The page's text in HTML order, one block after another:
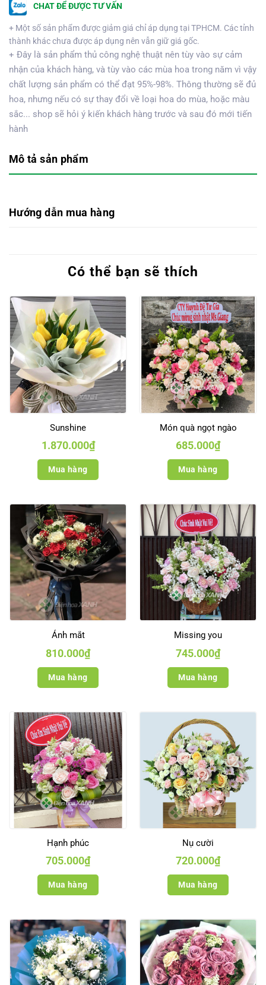
CHAT ĐỂ ĐƯỢC TƯ VẤN
+ Một số sản phẩm được giảm giá chỉ áp dụng tại TPHCM. Các tỉnh
thành khác chưa được áp dụng nên vẫn giữ giá gốc.
+ Đây là sản phẩm thủ công nghệ thuật nên tùy vào sự cảm
nhận của khách hàng, và tùy vào các mùa hoa trong năm vì vậy
chất lượng sản phẩm có thể đạt 95%-98%. Thông thường sẽ đủ
hoa, nhưng nếu có sự thay đổi về loại hoa do mùa, hoặc màu
sắc... shop sẽ hỏi ý kiến khách hàng trước và sau đó mới tiến
hành
Mô tả sản phẩm
Hướng dẫn mua hàng
Có thể bạn sẽ thích
Sunshine
1.870.000₫
Mua hàng
Món quà ngọt ngào
685.000₫
Mua hàng
Ánh mắt
810.000₫
Mua hàng
Missing you
745.000₫
Mua hàng
Hạnh phúc
705.000₫
Mua hàng
Nụ cười
720.000₫
Mua hàng